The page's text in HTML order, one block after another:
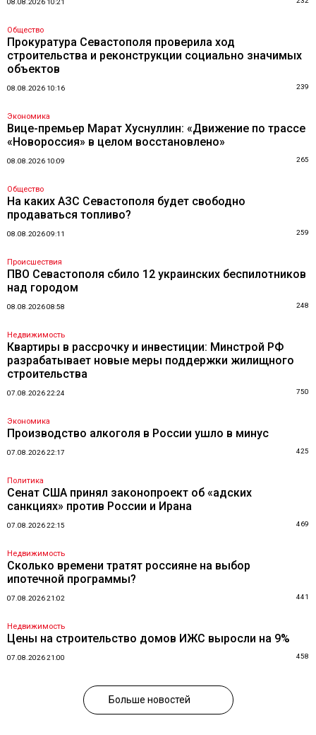
08.08.2026 10:21
Общество
Прокуратура Севастополя проверила ход
строительства и реконструкции социально значимых
объектов
08.08.2026 10:16 239
Экономика
Вице-премьер Марат Хуснуллин: «Движение по трассе
«Новороссия» в целом восстановлено»
08.08.2026 10:09 265
Общество
На каких АЗС Севастополя будет свободно
продаваться топливо?
08.08.2026 09:11 259
Происшествия
ПВО Севастополя сбило 12 украинских беспилотников
над городом
08.08.2026 08:58 248
Недвижимость
Квартиры в рассрочку и инвестиции: Минстрой РФ
разрабатывает новые меры поддержки жилищного
строительства
07.08.2026 22:24 750
Экономика
Производство алкоголя в России ушло в минус
07.08.2026 22:17 425
Политика
Сенат США принял законопроект об «адских
санкциях» против России и Ирана
07.08.2026 22:15 469
Недвижимость
Сколько времени тратят россияне на выбор
ипотечной программы?
07.08.2026 21:02 441
Недвижимость
Цены на строительство домов ИЖС выросли на 9%
07.08.2026 21:00 458
Больше новостей